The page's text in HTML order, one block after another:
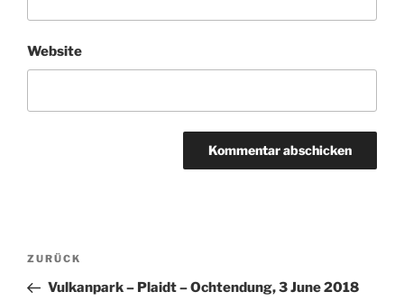
Website
Beitragsnavigation
Vorheriger
Beitrag
ZURÜCK
Vulkanpark – Plaidt – Ochtendung, 3 June 2018